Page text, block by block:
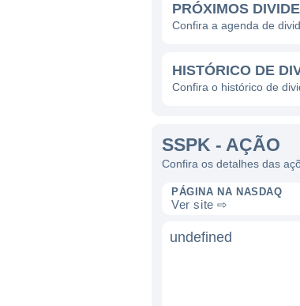
PRÓXIMOS
Confira a agenda de
HISTÓRICO DE
Confira o histórico de
SSPK - AÇÃO
Confira os detalhes das
PÁGINA NA NASDAQ
Ver site ⇨
undefined